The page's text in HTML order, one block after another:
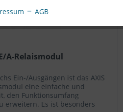
A-Relaismodul
Ein-/Ausgängen ist das AXIS
eine einfache und
den Funktionsumfang
erweitern. Es ist besonders
AGB